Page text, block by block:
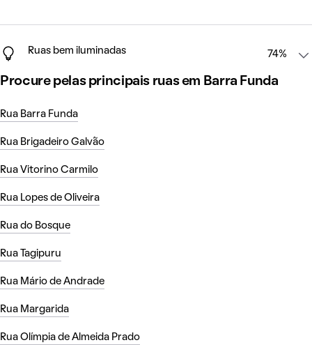
Ruas bem iluminadas 74%
Procure pelas principais ruas em Barra Funda
Rua Barra Funda
Rua Brigadeiro Galvão
Rua Vitorino Carmilo
Rua Lopes de Oliveira
Rua do Bosque
Rua Tagipuru
Rua Mário de Andrade
Rua Margarida
Rua Olímpia de Almeida Prado